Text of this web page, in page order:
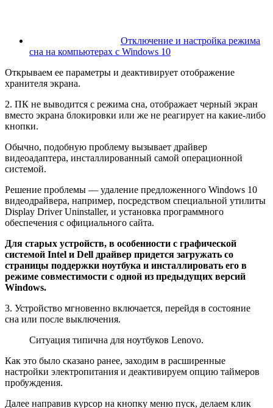
Отключение и настройка режима
сна на компьютерах с Windows 10
Открываем ее параметры и деактивирует отображение
хранителя экрана.
2. ПК не выводится с режима сна, отображает черный экран
вместо экрана блокировки или же не реагирует на какие-либо
кнопки.
Обычно, подобную проблему вызывает драйвер
видеоадаптера, инсталлированный самой операционной
системой.
Решение проблемы — удаление предложенного Windows 10
видеодрайвера, например, посредством специальной утилиты
Display Driver Uninstaller, и установка программного
обеспечения с официального сайта.
Для старых устройств, в особенности с графической
системой Intel и Dell драйвер придется загружать со
страницы поддержки ноутбука и инсталлировать его в
режиме совместимости с одной из предыдущих версий
Windows.
3. Устройство мгновенно включается, перейдя в состояние
сна или после выключения.
Ситуация типична для ноутбуков Lenovo.
Как это было сказано ранее, заходим в расширенные
настройки электропитания и деактивируем опцию таймеров
пробуждения.
Далее направив курсор на кнопку меню пуск, делаем клик